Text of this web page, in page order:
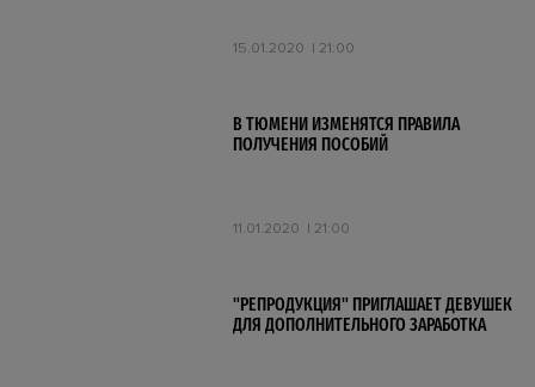
15.01.2020 21:00
В ТЮМЕНИ ИЗМЕНЯТСЯ ПРАВИЛА
ПОЛУЧЕНИЯ ПОСОБИЙ
11.01.2020 21:00
"РЕПРОДУКЦИЯ" ПРИГЛАШАЕТ ДЕВУШЕК
ДЛЯ ДОПОЛНИТЕЛЬНОГО ЗАРАБОТКА